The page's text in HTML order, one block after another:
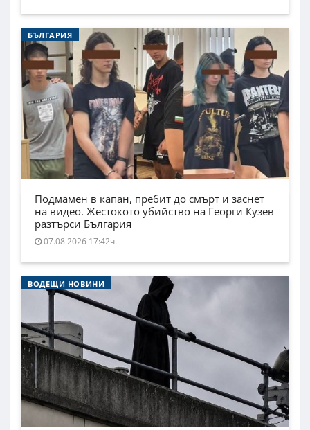
БЪЛГАРИЯ
Подмамен в капан, пребит до смърт и заснет
на видео. Жестокото убийство на Георги Кузев
разтърси България
07.08.2026 17:42ч.
ВОДЕЩИ НОВИНИ